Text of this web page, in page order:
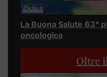
La Buona Salute 63°
oncologica
Oltre